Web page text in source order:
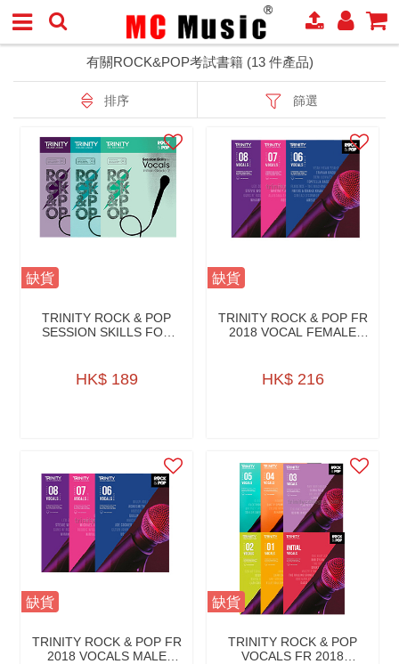
有關ROCK&POP考試書籍 (13 件產品)
排序 篩選
缺貨
TRINITY ROCK & POP
SESSION SKILLS FOR
HK$ 189
缺貨
TRINITY ROCK & POP FR
2018 VOCAL FEMALE
HK$ 216
缺貨
TRINITY ROCK & POP FR
2018 VOCALS MALE
缺貨
TRINITY ROCK & POP
VOCALS FR 2018